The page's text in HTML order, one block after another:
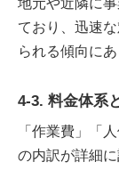
ており、迅速
られる傾向にあ
4-3. 料金体系
「作業費」「
の内訳が詳細